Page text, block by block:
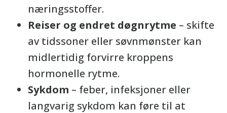
næringsstoffer.
Reiser og endret døgnrytme – skifte
av tidssoner eller søvnmønster kan
midlertidig forvirre kroppens
hormonelle rytme.
Sykdom – feber, infeksjoner eller
langvarig sykdom kan føre til at